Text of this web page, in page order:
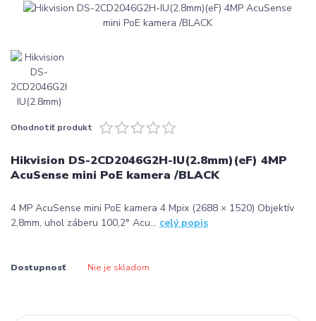
Ohodnotiť produkt
Hikvision DS-2CD2046G2H-IU(2.8mm)(eF) 4MP
AcuSense mini PoE kamera /BLACK
4 MP AcuSense mini PoE kamera 4 Mpix (2688 × 1520) Objektív
2,8mm, uhol záberu 100,2° Acu... celý popis
Dostupnosť Nie je skladom